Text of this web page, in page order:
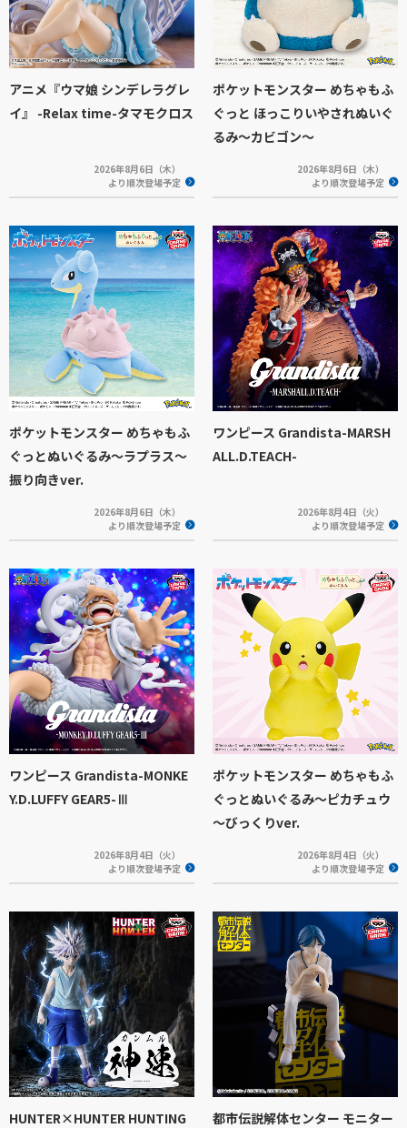
アニメ『ウマ娘 シンデレラグレ
イ』 -Relax time-タマモクロス
2026年8月6日（木）
より順次登場予定
ポケットモンスター めちゃもふ
ぐっと ほっこりいやされぬいぐ
るみ～カビゴン～
2026年8月6日（木）
より順次登場予定
ポケットモンスター めちゃもふ
ぐっとぬいぐるみ～ラプラス～
振り向きver.
2026年8月6日（木）
より順次登場予定
ワンピース Grandista-MARSH
ALL.D.TEACH-
2026年8月4日（火）
より順次登場予定
ワンピース Grandista-MONKE
Y.D.LUFFY GEAR5-Ⅲ
2026年8月4日（火）
より順次登場予定
ポケットモンスター めちゃもふ
ぐっとぬいぐるみ～ピカチュウ
～びっくりver.
2026年8月4日（火）
より順次登場予定
HUNTER×HUNTER HUNTING
都市伝説解体センター モニター